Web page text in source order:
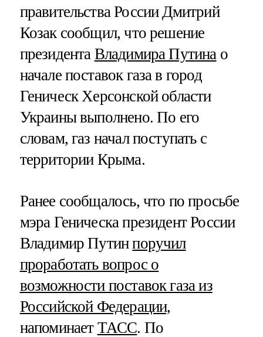
правительства России Дмитрий
Козак сообщил, что решение
президента Владимира Путина о
начале поставок газа в город
Геническ Херсонской области
Украины выполнено. По его
словам, газ начал поступать с
территории Крыма.
Ранее сообщалось, что по просьбе
мэра Геническа президент России
Владимир Путинпоручил
проработать вопрос о
возможности поставок газа из
Российской Федерации,
напоминает ТАСС. По